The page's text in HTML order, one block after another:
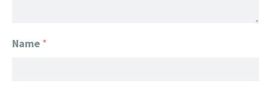
Name *